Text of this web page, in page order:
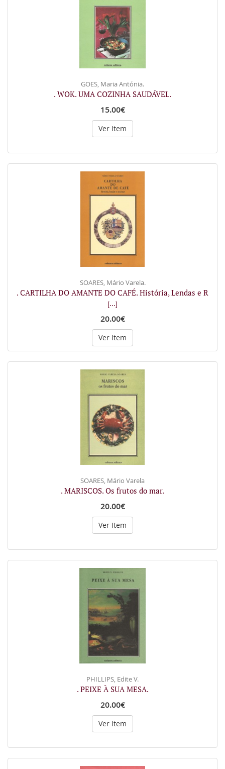
GOES, Maria Antónia.
. WOK. UMA COZINHA SAUDÁVEL.
15.00€
Ver Item
SOARES, Mário Varela.
. CARTILHA DO AMANTE DO CAFÉ. História, Lendas e R
[...]
20.00€
Ver Item
SOARES, Mário Varela
. MARISCOS. Os frutos do mar.
20.00€
Ver Item
PHILLIPS, Edite V.
. PEIXE À SUA MESA.
20.00€
Ver Item